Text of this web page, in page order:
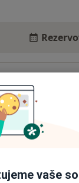
nejsou k
informace o
vaše